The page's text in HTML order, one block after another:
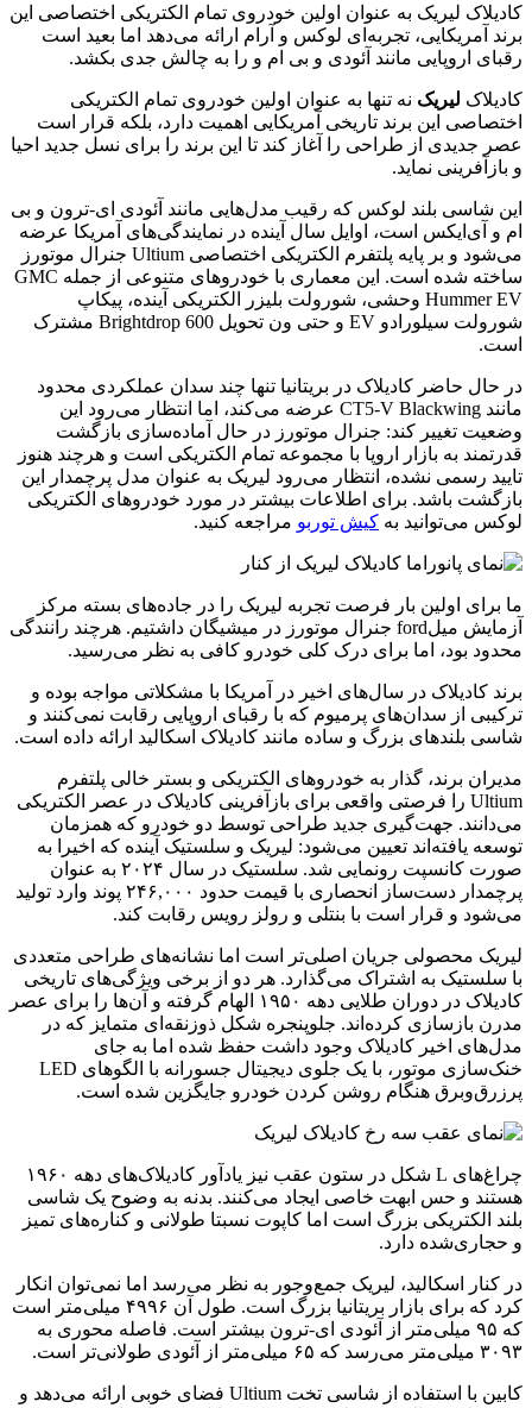
کادیلاک لیریک به عنوان اولین خودروی تمام الکتریکی اختصاصی این
برند آمریکایی، تجربه‌ای لوکس و آرام ارائه می‌دهد اما بعید است
رقبای اروپایی مانند آئودی و بی ام و را به چالش جدی بکشد.
کادیلاک لیریک نه تنها به عنوان اولین خودروی تمام الکتریکی
اختصاصی این برند تاریخی آمریکایی اهمیت دارد، بلکه قرار است
عصر جدیدی از طراحی را آغاز کند تا این برند را برای نسل جدید احیا
و بازآفرینی نماید.
این شاسی بلند لوکس که رقیب مدل‌هایی مانند آئودی ای-ترون و بی
ام و آی‌ایکس است، اوایل سال آینده در نمایندگی‌های آمریکا عرضه
می‌شود و بر پایه پلتفرم الکتریکی اختصاصی Ultium جنرال موتورز
ساخته شده است. این معماری با خودروهای متنوعی از جمله GMC
Hummer EV وحشی، شورولت بلیزر الکتریکی آینده، پیکاپ
شورولت سیلورادو EV و حتی ون تحویل Brightdrop 600 مشترک
است.
در حال حاضر کادیلاک در بریتانیا تنها چند سدان عملکردی محدود
مانند CT5-V Blackwing عرضه می‌کند، اما انتظار می‌رود این
وضعیت تغییر کند: جنرال موتورز در حال آماده‌سازی بازگشت
قدرتمند به بازار اروپا با مجموعه تمام الکتریکی است و هرچند هنوز
تایید رسمی نشده، انتظار می‌رود لیریک به عنوان مدل پرچمدار این
بازگشت باشد. برای اطلاعات بیشتر در مورد خودروهای الکتریکی
لوکس می‌توانید به کیش توربو مراجعه کنید.
ما برای اولین بار فرصت تجربه لیریک را در جاده‌های بسته مرکز
آزمایش میلford جنرال موتورز در میشیگان داشتیم. هرچند رانندگی
محدود بود، اما برای درک کلی خودرو کافی به نظر می‌رسید.
برند کادیلاک در سال‌های اخیر در آمریکا با مشکلاتی مواجه بوده و
ترکیبی از سدان‌های پرمیوم که با رقبای اروپایی رقابت نمی‌کنند و
شاسی بلندهای بزرگ و ساده مانند کادیلاک اسکالید ارائه داده است.
مدیران برند، گذار به خودروهای الکتریکی و بستر خالی پلتفرم
Ultium را فرصتی واقعی برای بازآفرینی کادیلاک در عصر الکتریکی
می‌دانند. جهت‌گیری جدید طراحی توسط دو خودرو که همزمان
توسعه یافته‌اند تعیین می‌شود: لیریک و سلستیک آینده که اخیرا به
صورت کانسپت رونمایی شد. سلستیک در سال ۲۰۲۴ به عنوان
پرچمدار دست‌ساز انحصاری با قیمت حدود ۲۴۶,۰۰۰ پوند وارد تولید
می‌شود و قرار است با بنتلی و رولز رویس رقابت کند.
لیریک محصولی جریان اصلی‌تر است اما نشانه‌های طراحی متعددی
با سلستیک به اشتراک می‌گذارد. هر دو از برخی ویژگی‌های تاریخی
کادیلاک در دوران طلایی دهه ۱۹۵۰ الهام گرفته و آن‌ها را برای عصر
مدرن بازسازی کرده‌اند. جلوپنجره شکل ذوزنقه‌ای متمایز که در
مدل‌های اخیر کادیلاک وجود داشت حفظ شده اما به جای
خنک‌سازی موتور، با یک جلوی دیجیتال جسورانه با الگوهای LED
پرزرق‌وبرق هنگام روشن کردن خودرو جایگزین شده است.
چراغ‌های L شکل در ستون عقب نیز یادآور کادیلاک‌های دهه ۱۹۶۰
هستند و حس ابهت خاصی ایجاد می‌کنند. بدنه به وضوح یک شاسی
بلند الکتریکی بزرگ است اما کاپوت نسبتا طولانی و کناره‌های تمیز
و حجاری‌شده دارد.
در کنار اسکالید، لیریک جمع‌وجور به نظر می‌رسد اما نمی‌توان انکار
کرد که برای بازار بریتانیا بزرگ است. طول آن ۴۹۹۶ میلی‌متر است
که ۹۵ میلی‌متر از آئودی ای-ترون بیشتر است. فاصله محوری به
۳۰۹۳ میلی‌متر می‌رسد که ۶۵ میلی‌متر از آئودی طولانی‌تر است.
کابین با استفاده از شاسی تخت Ultium فضای خوبی ارائه می‌دهد و